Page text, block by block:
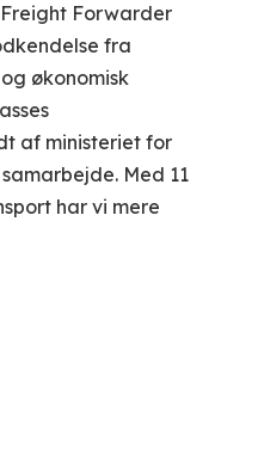
Forwarder
fra
økonomisk
af ministeriet for
Med 11
har vi mere